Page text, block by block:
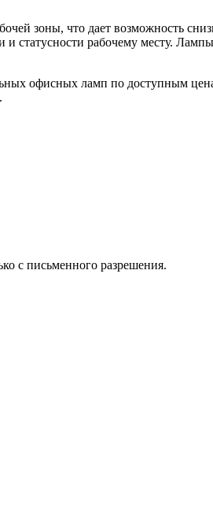
зоны, что дает возможность
и статусности рабочему месту.
офисных ламп по доступным
с письменного разрешения.